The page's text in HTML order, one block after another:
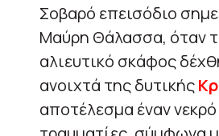
Σοβαρό επεισόδιο
Μαύρη Θάλασσα, όταν
αλιευτικό σκάφος
ανοιχτά της δυτικής
αποτέλεσμα έναν νεκρό